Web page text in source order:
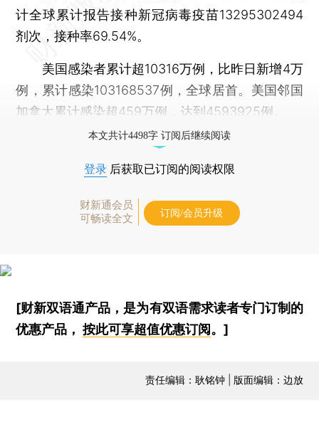
计全球累计报告接种新冠病毒疫苗13295302494
剂次，接种率69.54%。
美国感染者累计超10316万例，比昨日新增4万
例，累计感染103168537例，全球居首。美国邻国
加拿大累计感染超459万例，达到4593925例。
本文共计4498字 订阅后继续阅读
登录 后获取已订阅的阅读权限
财新通会员
可畅读全文
订阅/会员升级
[财新双语通产品，是为有双语需求读者专门订制的
优惠产品，按此可享超值优惠订阅。]
责任编辑：耿铭钟 | 版面编辑：边放